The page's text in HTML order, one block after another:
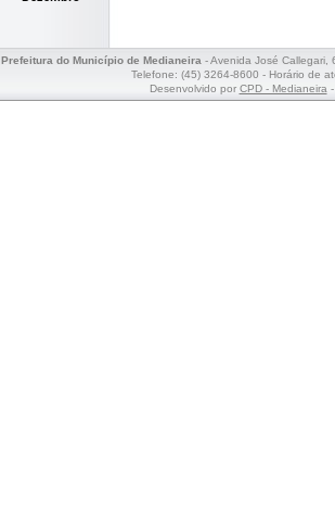
Prefeitura do Município de Medianeira- Avenida José Callegari,
Telefone: (45) 3264-8600 - Horário de
Desenvolvido por CPD - Medianeira-